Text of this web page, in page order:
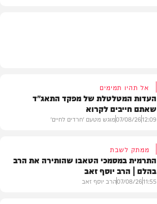
אל תהיו תמימים
העדות המטלטלת של מפקד התאג"ד
שאתם חייבים לקרוא
12:09
07/08/26מוגש מטעם 'חרדים לחיים'
ממתק לשבת
התרמית במסמכי הטאבו שהותירה את הרב
בהלם | הרב יוסף זאב
11:55
07/08/26הרב יוסף זאב